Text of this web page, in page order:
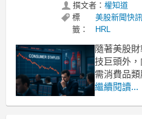
撰文者： 權知道
標
籤：
美股新聞快訊
HRL
隨著美股
技巨頭外
需消費品
出現獲利警
繼續閱讀...